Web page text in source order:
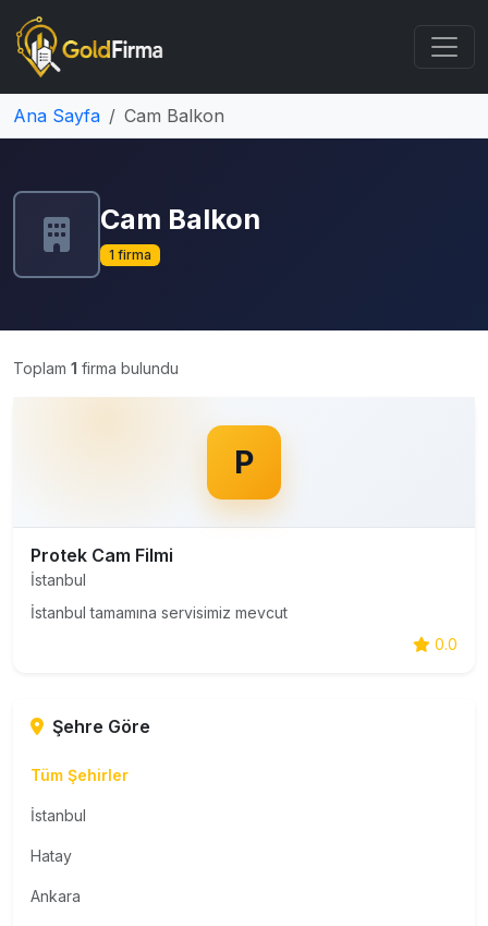
Ana Sayfa Cam Balkon
Cam Balkon
1 firma
Toplam 1 firma bulundu
P
Protek Cam Filmi
İstanbul
İstanbul tamamına servisimiz mevcut
0.0
Şehre Göre
Tüm Şehirler
İstanbul
Hatay
Ankara